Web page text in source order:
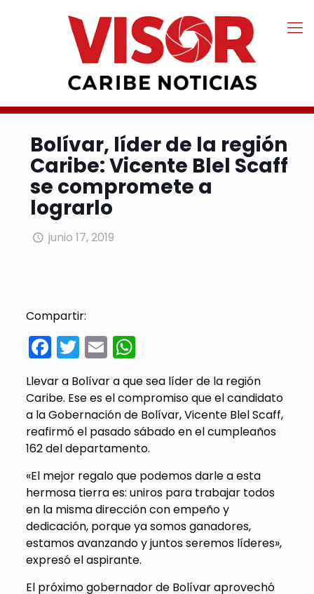
Bolívar, líder de la región
Caribe: Vicente Blel Scaff
se compromete a
lograrlo
junio 17, 2019
Compartir:
Facebook
Twitter
EmailWhatsApp
Llevar a Bolívar a que sea líder de la región
Caribe. Ese es el compromiso que el candidato
a la Gobernación de Bolívar, Vicente Blel Scaff,
reafirmó el pasado sábado en el cumpleaños
162 del departamento.
«El mejor regalo que podemos darle a esta
hermosa tierra es: uniros para trabajar todos
en la misma dirección con empeño y
dedicación, porque ya somos ganadores,
estamos avanzando y juntos seremos líderes»,
expresó el aspirante.
El próximo gobernador de Bolívar aprovechó